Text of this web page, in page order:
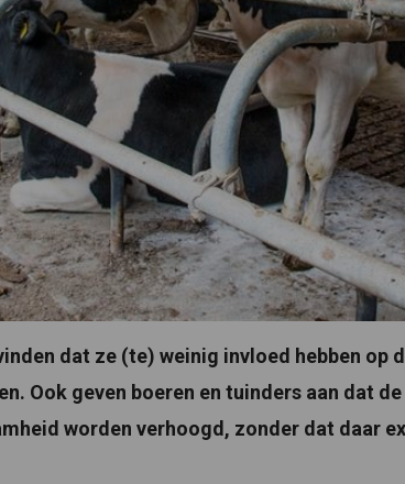
dat ze (te) weinig invloed hebben op
Ook geven boeren en tuinders aan dat
worden verhoogd, zonder dat daar